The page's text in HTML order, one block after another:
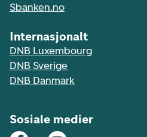
Sbanken.no
Internasjonalt
DNB Luxembourg
DNB Sverige
DNB Danmark
Sosiale medier